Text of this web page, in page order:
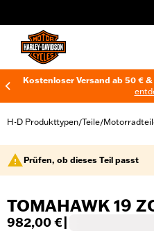
Kostenloser Versand ab 50 €
H-D Produkttypen/Teile/
Prüfen, ob dieses Teil passt
TOMAHAWK 19
982,00 €